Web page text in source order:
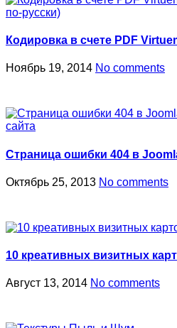
Кодировка в счете PDF
Ноябрь 19, 2014 No comments
Страница ошибки 404 в
Октябрь 25, 2013 No comments
10 креативных визитных
Август 13, 2014 No comments